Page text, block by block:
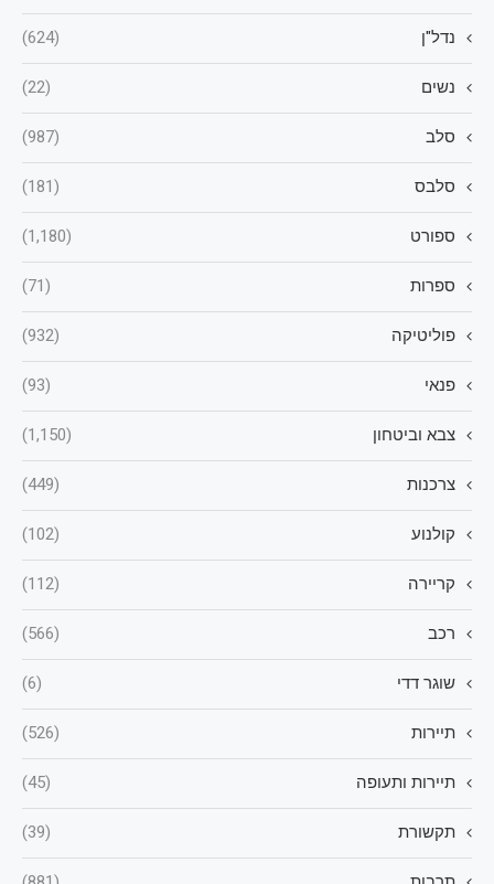
נדל"ן (624)
נשים (22)
סלב (987)
סלבס (181)
ספורט (1,180)
ספרות (71)
פוליטיקה (932)
פנאי (93)
צבא וביטחון (1,150)
צרכנות (449)
קולנוע (102)
קריירה (112)
רכב (566)
שוגר דדי (6)
תיירות (526)
תיירות ותעופה (45)
תקשורת (39)